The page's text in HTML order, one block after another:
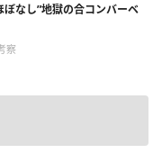
なし”地獄の合コンバーベ
察